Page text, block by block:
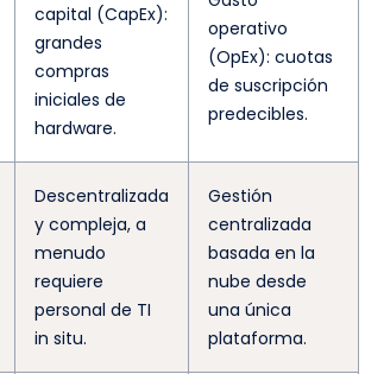
capital (CapEx):
grandes
compras
iniciales de
hardware.
operativo
(OpEx): cuotas
de suscripción
predecibles.
Descentralizada
y compleja, a
menudo
requiere
personal de TI
in situ.
Gestión
centralizada
basada en la
nube desde
una única
plataforma.